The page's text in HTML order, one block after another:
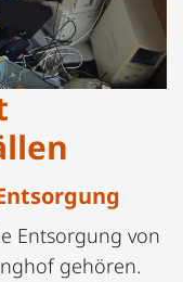
Entsorgung von
gehören.